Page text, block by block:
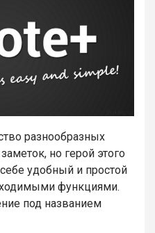
разнообразных
но герой этого
удобный и простой
функциями.
под названием